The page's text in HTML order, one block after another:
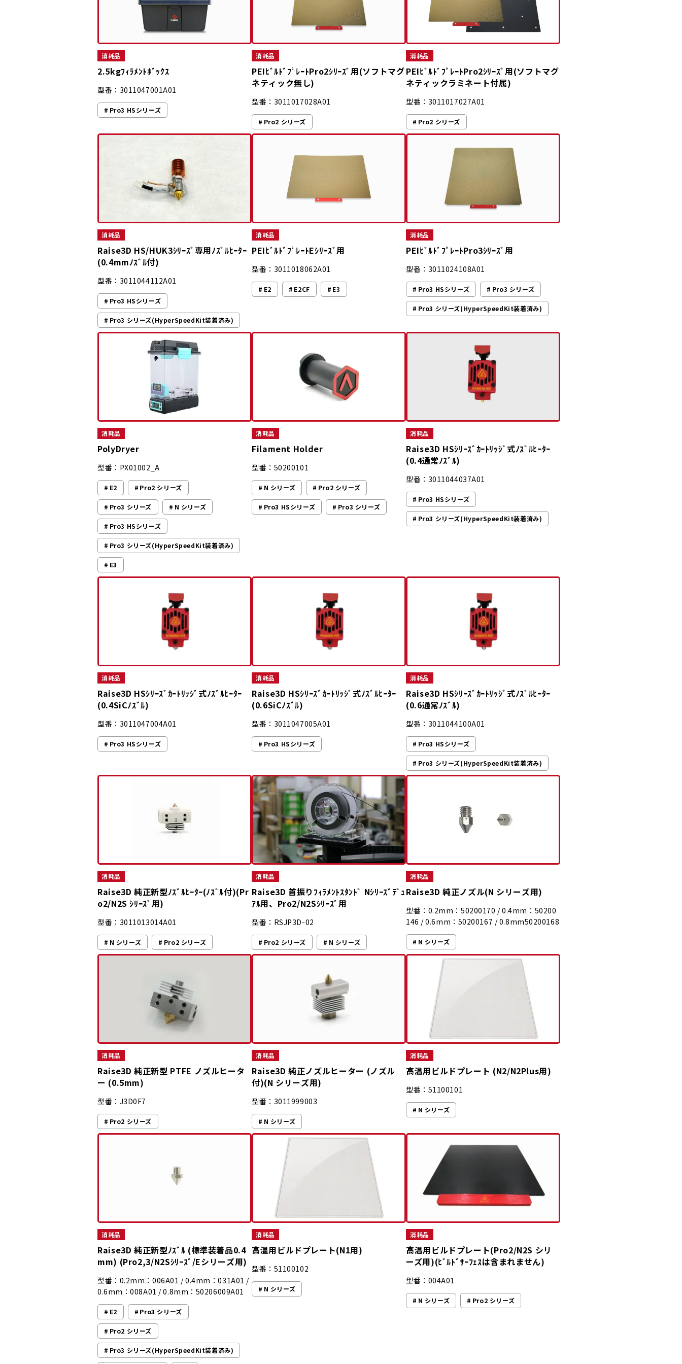
消耗品
2.5kgﾌｨﾗﾒﾝﾄﾎﾞｯｸｽ
型番：3011047001A01
Pro3 HSシリーズ
消耗品
PEIﾋﾞﾙﾄﾞﾌﾟﾚｰﾄPro2ｼﾘｰｽﾞ用(ソフトマグ
ネティック無し)
型番：3011017028A01
Pro2 シリーズ
消耗品
PEIﾋﾞﾙﾄﾞﾌﾟﾚｰﾄPro2ｼﾘｰｽﾞ用(ソフトマグ
ネティックラミネート付属)
型番：3011017027A01
Pro2 シリーズ
消耗品
Raise3D HS/HUK3ｼﾘｰｽﾞ専用ﾉｽﾞﾙﾋｰﾀｰ
(0.4mmﾉｽﾞﾙ付)
型番：3011044112A01
Pro3 HSシリーズ
Pro3 シリーズ(HyperSpeedKit装着済み)
消耗品
PEIﾋﾞﾙﾄﾞﾌﾟﾚｰﾄEｼﾘｰｽﾞ用
型番：3011018062A01
E2 E2CF E3
消耗品
PEIﾋﾞﾙﾄﾞﾌﾟﾚｰﾄPro3ｼﾘｰｽﾞ用
型番：3011024108A01
Pro3 HSシリーズ Pro3 シリーズ
Pro3 シリーズ(HyperSpeedKit装着済み)
消耗品
PolyDryer
型番：PX01002_A
E2 Pro2 シリーズ
Pro3 シリーズ N シリーズ
Pro3 HSシリーズ
Pro3 シリーズ(HyperSpeedKit装着済み)
E3
消耗品
Filament Holder
型番：50200101
N シリーズ Pro2 シリーズ
Pro3 HSシリーズ Pro3 シリーズ
消耗品
Raise3D HSｼﾘｰｽﾞｶｰﾄﾘｯｼﾞ式ﾉｽﾞﾙﾋｰﾀｰ
(0.4通常ﾉｽﾞﾙ)
型番：3011044037A01
Pro3 HSシリーズ
Pro3 シリーズ(HyperSpeedKit装着済み)
消耗品
Raise3D HSｼﾘｰｽﾞｶｰﾄﾘｯｼﾞ式ﾉｽﾞﾙﾋｰﾀｰ
(0.4SiCﾉｽﾞﾙ)
型番：3011047004A01
Pro3 HSシリーズ
消耗品
Raise3D HSｼﾘｰｽﾞｶｰﾄﾘｯｼﾞ式ﾉｽﾞﾙﾋｰﾀｰ
(0.6SiCﾉｽﾞﾙ)
型番：3011047005A01
Pro3 HSシリーズ
消耗品
Raise3D HSｼﾘｰｽﾞｶｰﾄﾘｯｼﾞ式ﾉｽﾞﾙﾋｰﾀｰ
(0.6通常ﾉｽﾞﾙ)
型番：3011044100A01
Pro3 HSシリーズ
Pro3 シリーズ(HyperSpeedKit装着済み)
消耗品
Raise3D 純正新型ﾉｽﾞﾙﾋｰﾀｰ(ﾉｽﾞﾙ付)(Pr
o2/N2S ｼﾘｰｽﾞ用)
型番：3011013014A01
N シリーズ Pro2 シリーズ
消耗品
Raise3D 首振りﾌｨﾗﾒﾝﾄｽﾀﾝﾄﾞ Nｼﾘｰｽﾞﾃﾞｭ
ｱﾙ用、Pro2/N2Sｼﾘｰｽﾞ用
型番：RSJP3D-02
Pro2 シリーズ N シリーズ
消耗品
Raise3D 純正ノズル(N シリーズ用)
型番：0.2mm：50200170 / 0.4mm：50200
146 / 0.6mm：50200167 / 0.8mm50200168
N シリーズ
消耗品
Raise3D 純正新型 PTFE ノズルヒータ
ー (0.5mm)
型番：J3D0F7
Pro2 シリーズ
消耗品
Raise3D 純正ノズルヒーター (ノズル
付)(N シリーズ用)
型番：3011999003
N シリーズ
消耗品
高温用ビルドプレート (N2/N2Plus用)
型番：51100101
N シリーズ
消耗品
Raise3D 純正新型ﾉｽﾞﾙ (標準装着品0.4
mm) (Pro2,3/N2Sｼﾘｰｽﾞ/Eシリーズ用)
型番：0.2mm：006A01 / 0.4mm：031A01 /
0.6mm：008A01 / 0.8mm：50206009A01
E2 Pro3 シリーズ
Pro2 シリーズ
Pro3 シリーズ(HyperSpeedKit装着済み)
消耗品
高温用ビルドプレート(N1用)
型番：51100102
N シリーズ
消耗品
高温用ビルドプレート(Pro2/N2S シリ
ーズ用)(ﾋﾞﾙﾄﾞｻｰﾌｪｽは含まれません)
型番：004A01
N シリーズ Pro2 シリーズ